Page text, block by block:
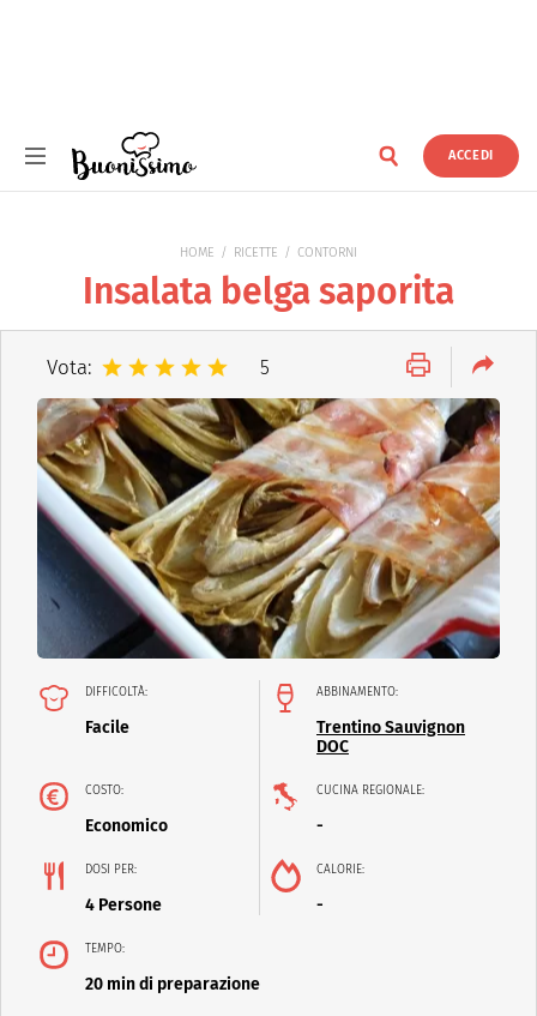
ACCEDI
HOME RICETTE CONTORNI
Insalata belga saporita
Vota: 5
DIFFICOLTÀ:
Facile
ABBINAMENTO:
Trentino Sauvignon
DOC
COSTO:
Economico
CUCINA REGIONALE:
-
DOSI PER:
4 Persone
CALORIE:
-
TEMPO:
20 min di preparazione